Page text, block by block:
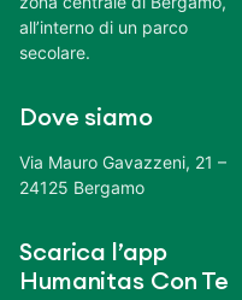
all’interno di un parco
secolare.
Dove siamo
Via Mauro Gavazzeni, 21 –
24125 Bergamo
Scarica l’app
Humanitas Con Te